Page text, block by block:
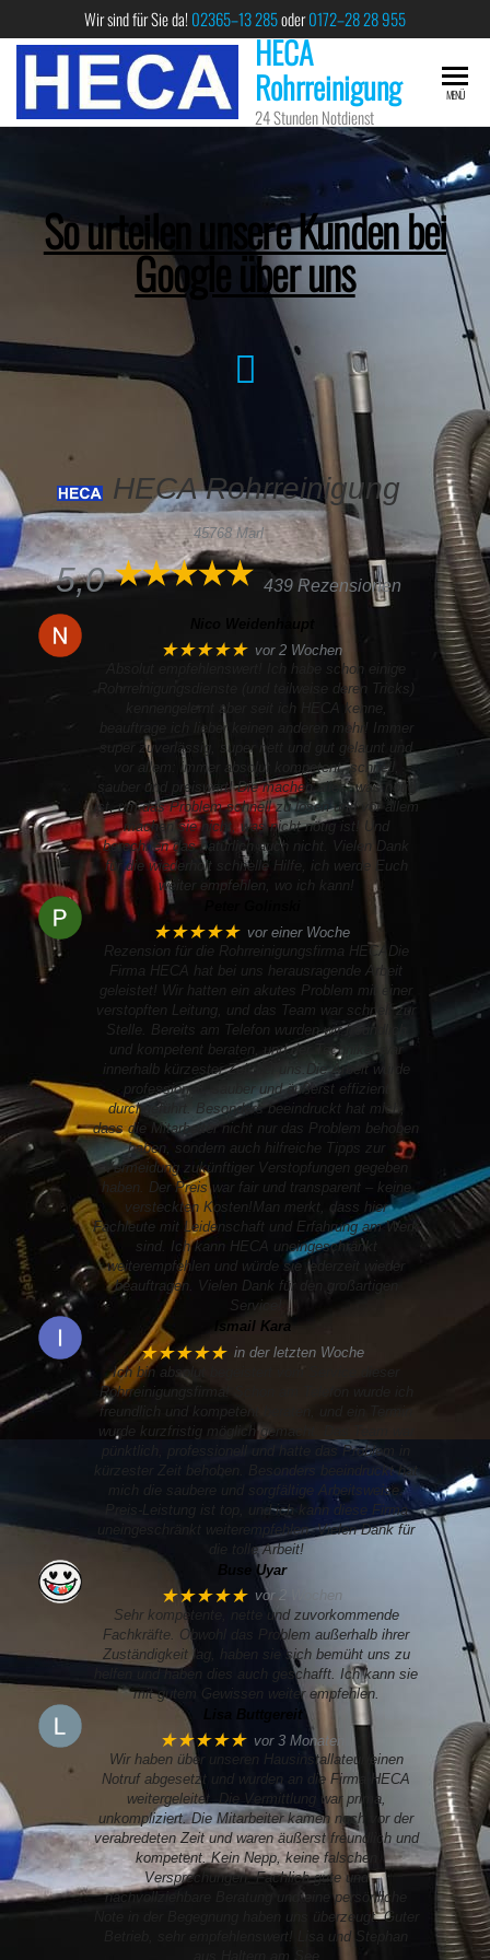
Wir sind für Sie da! 02365–13 285oder0172–28 28 955
HECA
Rohrreinigung
24 Stunden Notdienst
MENÜ
So urteilen unsere Kunden bei
Google über uns
HECA Rohrreinigung
45768 Marl
5,0 439 Rezensionen
Nico Weidenhaupt
★★★★★ vor 2 Wochen
Absolut empfehlenswert! Ich habe schon einige
Rohrreinigungsdienste (und teilweise deren Tricks)
kennengelernt aber seit ich HECA kenne,
beauftrage ich lieber keinen anderen mehr! Immer
super zuverlässig, super nett und gut gelaunt und
vor allem: immer absolut kompetent, schnell,
sauber und preiswert! Die machen alles, was nötig
ist, um das Problem schnell zu lösen und vor allem
machen sie nicht, was nicht nötig ist! Und
berechnen das natürlich auch nicht. Vielen Dank
für die wiederholt schnelle Hilfe, ich werde Euch
weiter empfehlen, wo ich kann!
★★★★★ vor einer Woche
Rezension für die Rohrreinigungsfirma HECADie
Firma HECA hat bei uns herausragende Arbeit
geleistet! Wir hatten ein akutes Problem mit einer
verstopften Leitung, und das Team war schnell zur
Stelle. Bereits am Telefon wurden wir freundlich
und kompetent beraten, und der Techniker war
innerhalb kürzester Zeit bei uns.Die Arbeit wurde
professionell, sauber und äußerst effizient
durchgeführt. Besonders beeindruckt hat mich,
dass die Mitarbeiter nicht nur das Problem behoben
haben, sondern auch hilfreiche Tipps zur
Vermeidung zukünftiger Verstopfungen gegeben
haben. Der Preis war fair und transparent – keine
versteckten Kosten!Man merkt, dass hier
Fachleute mit Leidenschaft und Erfahrung am Werk
sind. Ich kann HECA uneingeschränkt
weiterempfehlen und würde sie jederzeit wieder
beauftragen. Vielen Dank für den großartigen
Service!
Ismail Kara
★★★★★ in der letzten Woche
Ich bin absolut begeistert vom Service dieser
Rohrreinigungsfirma! Schon am Telefon wurde ich
freundlich und kompetent beraten, und ein Termin
wurde kurzfristig möglich gemacht. Das Team war
pünktlich, professionell und hatte das Problem in
kürzester Zeit behoben. Besonders beeindruckt hat
mich die saubere und sorgfältige Arbeitsweise.
Preis-Leistung ist top, und ich kann diese Firma
uneingeschränkt weiterempfehlen. Vielen Dank für
die tolle Arbeit!
Buse Uyar
★★★★★ vor 2 Wochen
Sehr kompetente, nette und zuvorkommende
Fachkräfte. Obwohl das Problem außerhalb ihrer
Zuständigkeit lag, haben sie sich bemüht uns zu
helfen und haben dies auch geschafft. Ich kann sie
mit gutem Gewissen weiter empfehlen.
Lisa Buttgereit
★★★★★ vor 3 Monaten
Wir haben über unseren Hausinstallateur einen
Notruf abgesetzt und wurden an die Firma HECA
weitergeleitet. Die Vermittlung war prima,
unkompliziert. Die Mitarbeiter kamen noch vor der
verabredeten Zeit und waren äußerst freundlich und
kompetent. Kein Nepp, keine falschen
Versprechungen. Fachlich gute und
nachvollziehbare Beratung und eine persönliche
Note in der Begegnung haben uns überzeugt. Guter
Betrieb, sehr empfehlenswert! Lisa und Stephan
aus Haltern am See